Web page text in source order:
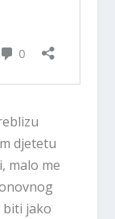
djetetu
malo me
biti jako